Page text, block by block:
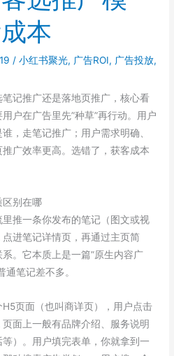
本
/小红书聚光, 广告ROI, 广告投放,
记推广还是落地页推广，核心看
户在广告里先”种草”再行动。用户
，走笔记推广；用户需求明确、
广效率更高。选错了，获客成本
区别在哪
推一条你发布的笔记（图文或视
进笔记详情页，再通过主页简
。它本质上是一篇”原生内容广
通笔记差不多。
页面（也叫商详页），用户点击
面上一般有品牌介绍、服务说明
）。用户填完表单，你就拿到一